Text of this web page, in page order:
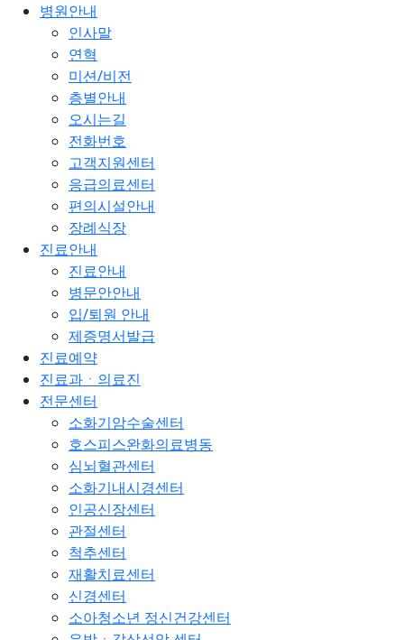
병원안내
인사말
연혁
미션/비전
층별안내
오시는길
전화번호
고객지원센터
응급의료센터
편의시설안내
장례식장
진료안내
진료안내
병문안안내
입/퇴원 안내
제증명서발급
진료예약
진료과ㆍ의료진
전문센터
소화기암수술센터
호스피스완화의료병동
심뇌혈관센터
소화기내시경센터
인공신장센터
관절센터
척추센터
재활치료센터
신경센터
소아청소년 정신건강센터